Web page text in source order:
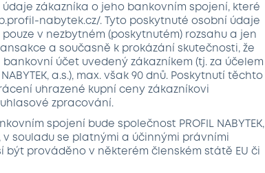
údaje zákazníka o jeho bankovním spojení, které
nabytek.cz/. Tyto poskytnuté osobní údaje
pouze v nezbytném (poskytnutém) rozsahu a jen
a současně k prokázání skutečnosti, že
účet uvedený zákazníkem (tj. za účelem
a.s.), max. však 90 dnů. Poskytnutí těchto
uhrazené kupní ceny zákazníkovi
zpracování.
spojení bude společnost PROFIL NABYTEK,
souladu se platnými a účinnými právními
být prováděno v některém členském státě EU či